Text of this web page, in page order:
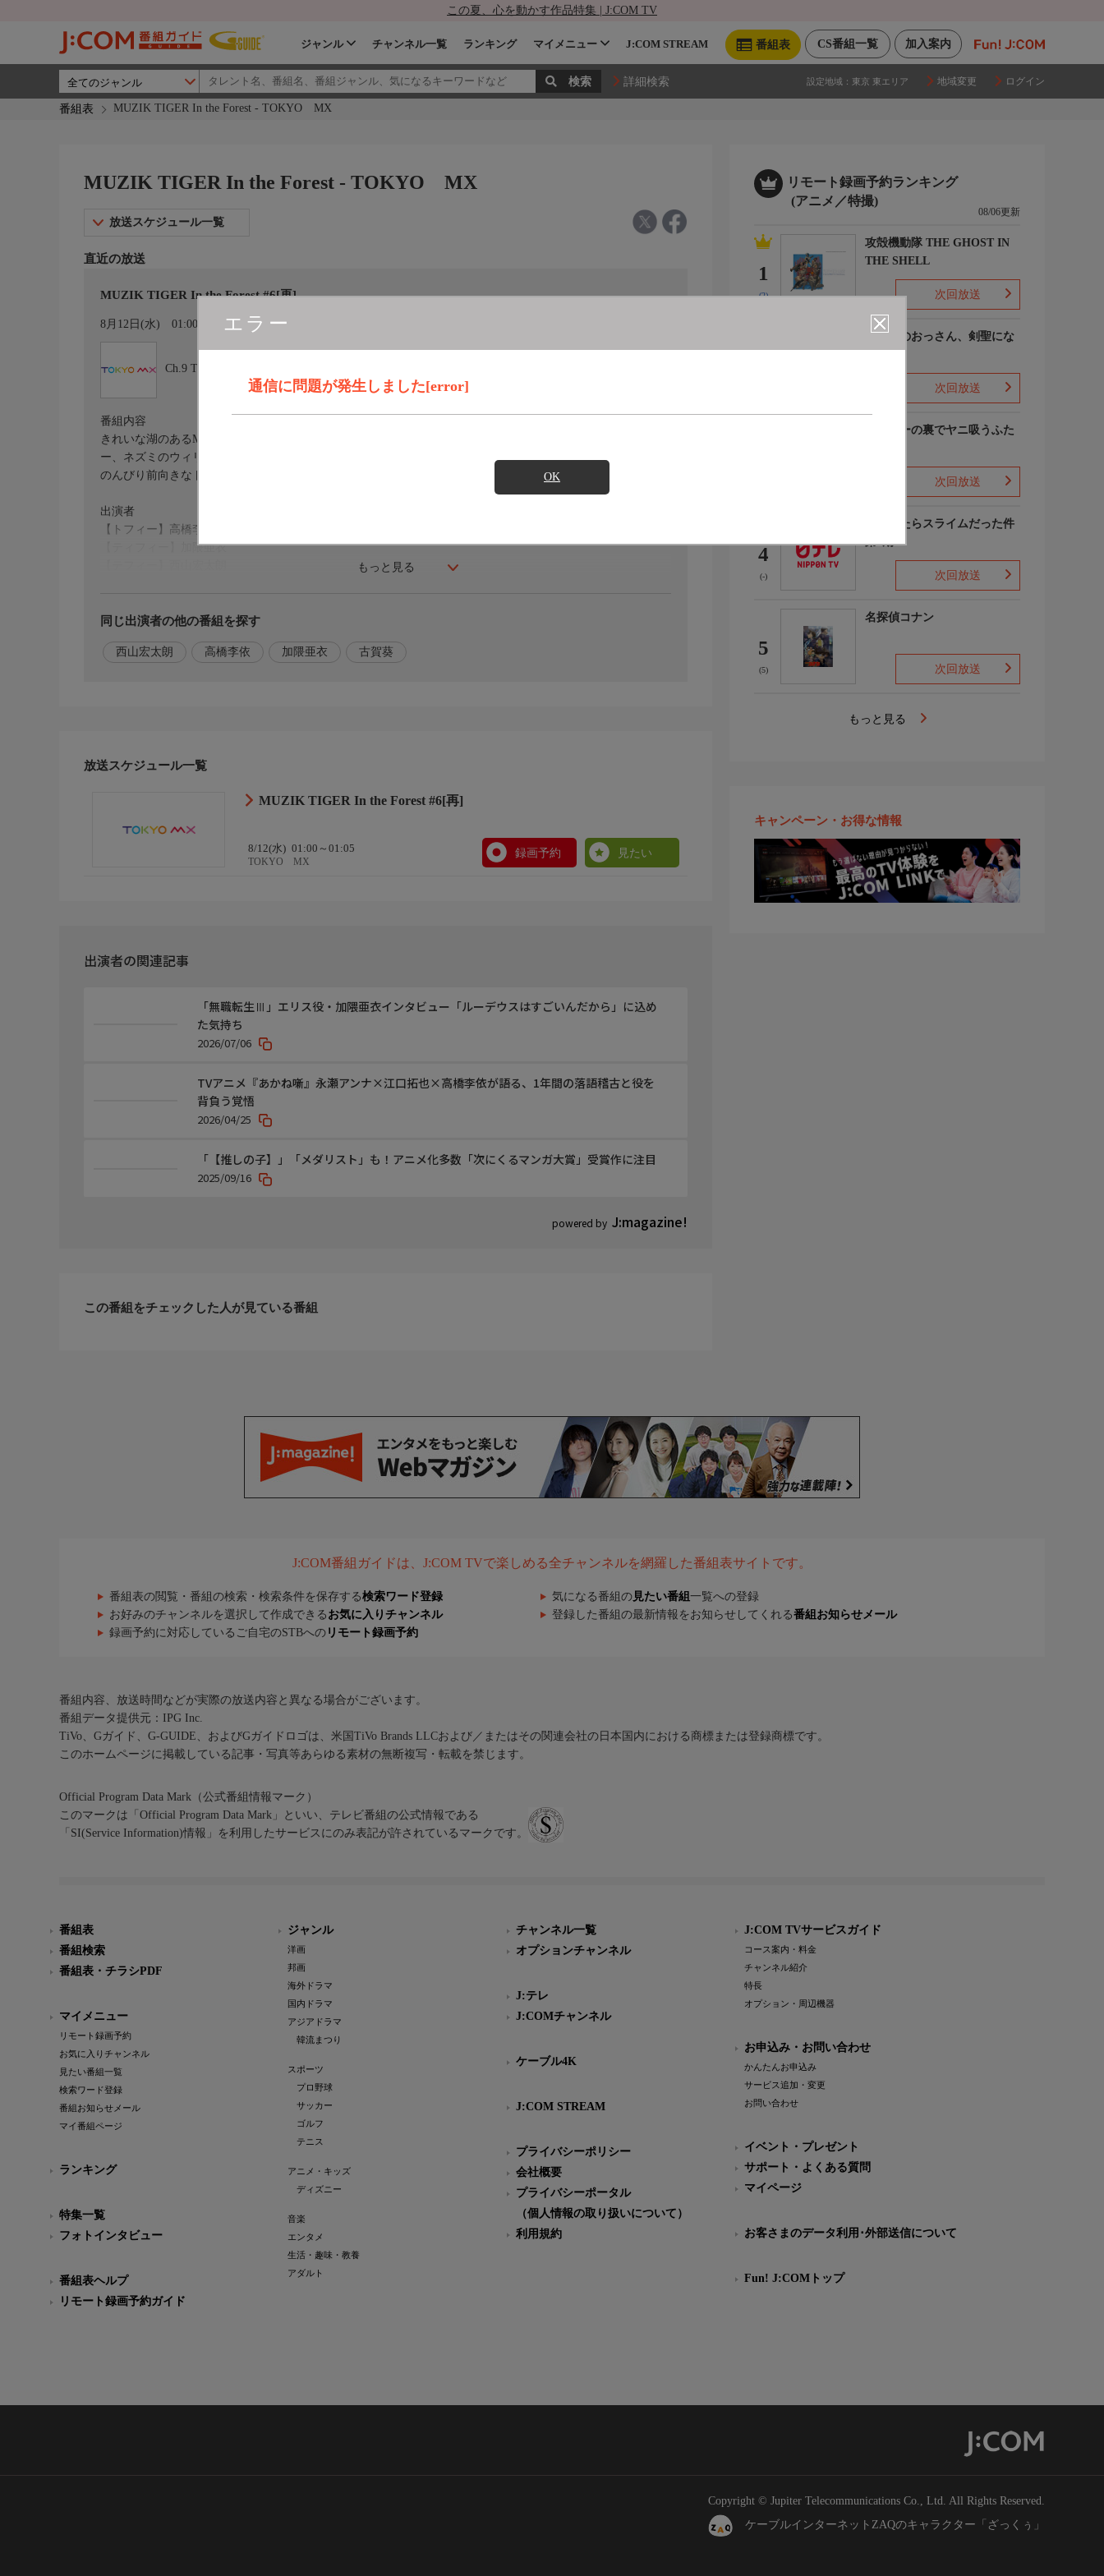
この夏、心を動かす作品特集 | J:COM TV
加入案内
CS番組一覧
番組表
ジャンル チャンネル一覧 ランキング マイメニュー J:COM STREAM
詳細検索 設定地域： 東京 東エリア 地域変更 ログイン
番組表 MUZIK TIGER In the Forest - TOKYO MX
エラー
通信に問題が発生しました[error]
OK
MUZIK TIGER In the Forest - TOKYO MX
放送スケジュール一覧
直近の放送
MUZIK TIGER In the Forest #6[再]
8月12日(水) 01:00〜01:05 カレンダー登録
Ch.9 TOKYO MX
もっと見る
番組内容
きれいな湖のあるMUZIK FOREST(ムジークフォレスト）。そこにはトラのトフィー、ティフィー、テフィ
ー、ネズミのウィリー、さらに月から来たポルミなど個性豊かな動物たちが暮らしている。仕事をしなくても
のんびり前向きなトフィーは、今日も自由気ままに、仲間たちと楽しくも不思議な日々を過ごしていく。
出演者
【トフィー】高橋李依
【ティフィー】加隈亜衣
同じ出演者の他の番組を探す
西山宏太朗 高橋李依 加隈亜衣 古賀葵
放送スケジュール一覧
MUZIK TIGER In the Forest #6[再]
8/12(水) 01:00～01:05
TOKYO MX
録画予約 見たい
出演者の関連記事
powered by J:magazine!
「無職転生Ⅲ」エリス役・加隈亜衣インタビュー「ルーデウスはすごいんだから」に込め
た気持ち
2026/07/06
TVアニメ『あかね噺』永瀬アンナ×江口拓也×高橋李依が語る、1年間の落語稽古と役を
背負う覚悟
2026/04/25
「【推しの子】」「メダリスト」も！アニメ化多数「次にくるマンガ大賞」受賞作に注目
2025/09/16
この番組をチェックした人が見ている番組
リモート録画予約ランキング
(アニメ／特撮)
08/06更新
1
(2)
攻殻機動隊 THE GHOST IN
THE SHELL
次回放送
片田舎のおっさん、剣聖にな
次回放送
スーパーの裏でヤニ吸うふた
次回放送
4
(-)
転生したらスライムだった件
第4期
次回放送
5
(5)
名探偵コナン
次回放送
もっと見る
キャンペーン・お得な情報
J:COM番組ガイドは、J:COM TVで楽しめる全チャンネルを網羅した番組表サイトです。
番組表の閲覧・番組の検索・検索条件を保存する検索ワード登録 気になる番組の 見たい番組 一覧への登録
お好みのチャンネルを選択して作成できる お気に入りチャンネル 登録した番組の最新情報をお知らせしてくれる番組お知らせメール
録画予約に対応しているご自宅のSTBへの リモート録画予約
番組内容、放送時間などが実際の放送内容と異なる場合がございます。
番組データ提供元：IPG Inc.
TiVo、Gガイド、G-GUIDE、およびGガイドロゴは、米国TiVo Brands LLCおよび／またはその関連会社の日本国内における商標または登録商標です。
このホームページに掲載している記事・写真等あらゆる素材の無断複写・転載を禁じます。
Official Program Data Mark（公式番組情報マーク）
このマークは「Official Program Data Mark」といい、テレビ番組の公式情報である
「SI(Service Information)情報」を利用したサービスにのみ表記が許されているマークです。
番組表
番組検索
番組表・チラシPDF
マイメニュー
リモート録画予約
お気に入りチャンネル
見たい番組一覧
検索ワード登録
番組お知らせメール
マイ番組ページ
ランキング
特集一覧
フォトインタビュー
番組表ヘルプ
リモート録画予約ガイド
ジャンル
洋画
邦画
海外ドラマ
国内ドラマ
アジアドラマ
韓流まつり
スポーツ
プロ野球
サッカー
ゴルフ
テニス
アニメ・キッズ
ディズニー
音楽
エンタメ
生活・趣味・教養
アダルト
チャンネル一覧
オプションチャンネル
J:テレ
J:COMチャンネル
ケーブル4K
J:COM STREAM
プライバシーポリシー
会社概要
プライバシーポータル
（個人情報の取り扱いについて）
利用規約
J:COM TVサービスガイド
コース案内・料金
チャンネル紹介
特長
オプション・周辺機器
お申込み・お問い合わせ
かんたんお申込み
サービス追加・変更
お問い合わせ
イベント・プレゼント
サポート・よくある質問
マイページ
お客さまのデータ利用･外部送信について
Fun! J:COMトップ
Copyright © Jupiter Telecommunications Co., Ltd. All Rights Reserved.
ケーブルインターネットZAQのキャラクター「ざっくぅ」